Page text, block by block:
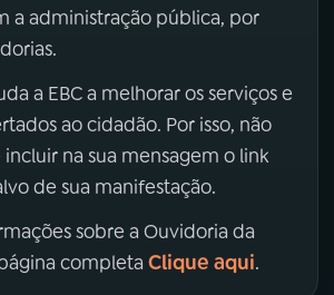
a administração pública, por
a EBC a melhorar os serviços e
ao cidadão. Por isso, não
na sua mensagem o link
de sua manifestação.
sobre a Ouvidoria da
completa Clique aqui.